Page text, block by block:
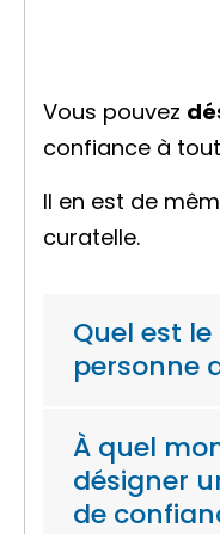
Vous pouvez
confiance à
Il en est de
curatelle.
Quel est le
personne
À quel
désigner
de